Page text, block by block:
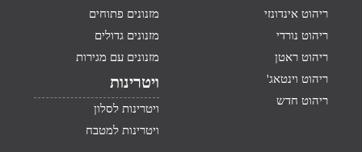
ריהוט אינדונזי
ריהוט נורדי
ריהוט ראטן
ריהוט וינטאג'
ריהוט חדש
מזנונים פתוחים
מזנונים גדולים
מזנונים עם מגירות
ויטרינות
ויטרינות לסלון
ויטרינות למטבח